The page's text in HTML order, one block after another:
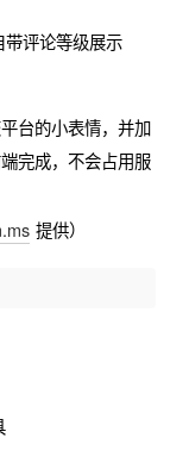
评论等级展示
台的小表情，并加
端完成，不会占用服
提供）